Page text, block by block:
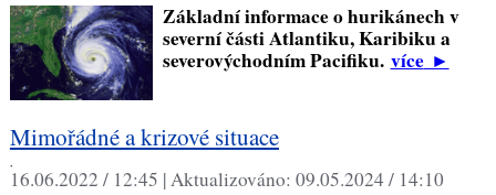
Základní informace o hurikánech v
severní části Atlantiku, Karibiku a
severovýchodním Pacifiku. více►
Mimořádné a krizové situace
16.06.2022 / 12:45 | Aktualizováno: 09.05.2024 / 14:10